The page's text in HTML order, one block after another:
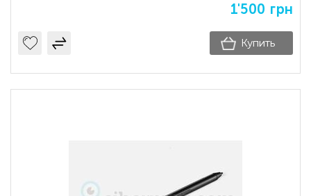
1'500 грн
Купить